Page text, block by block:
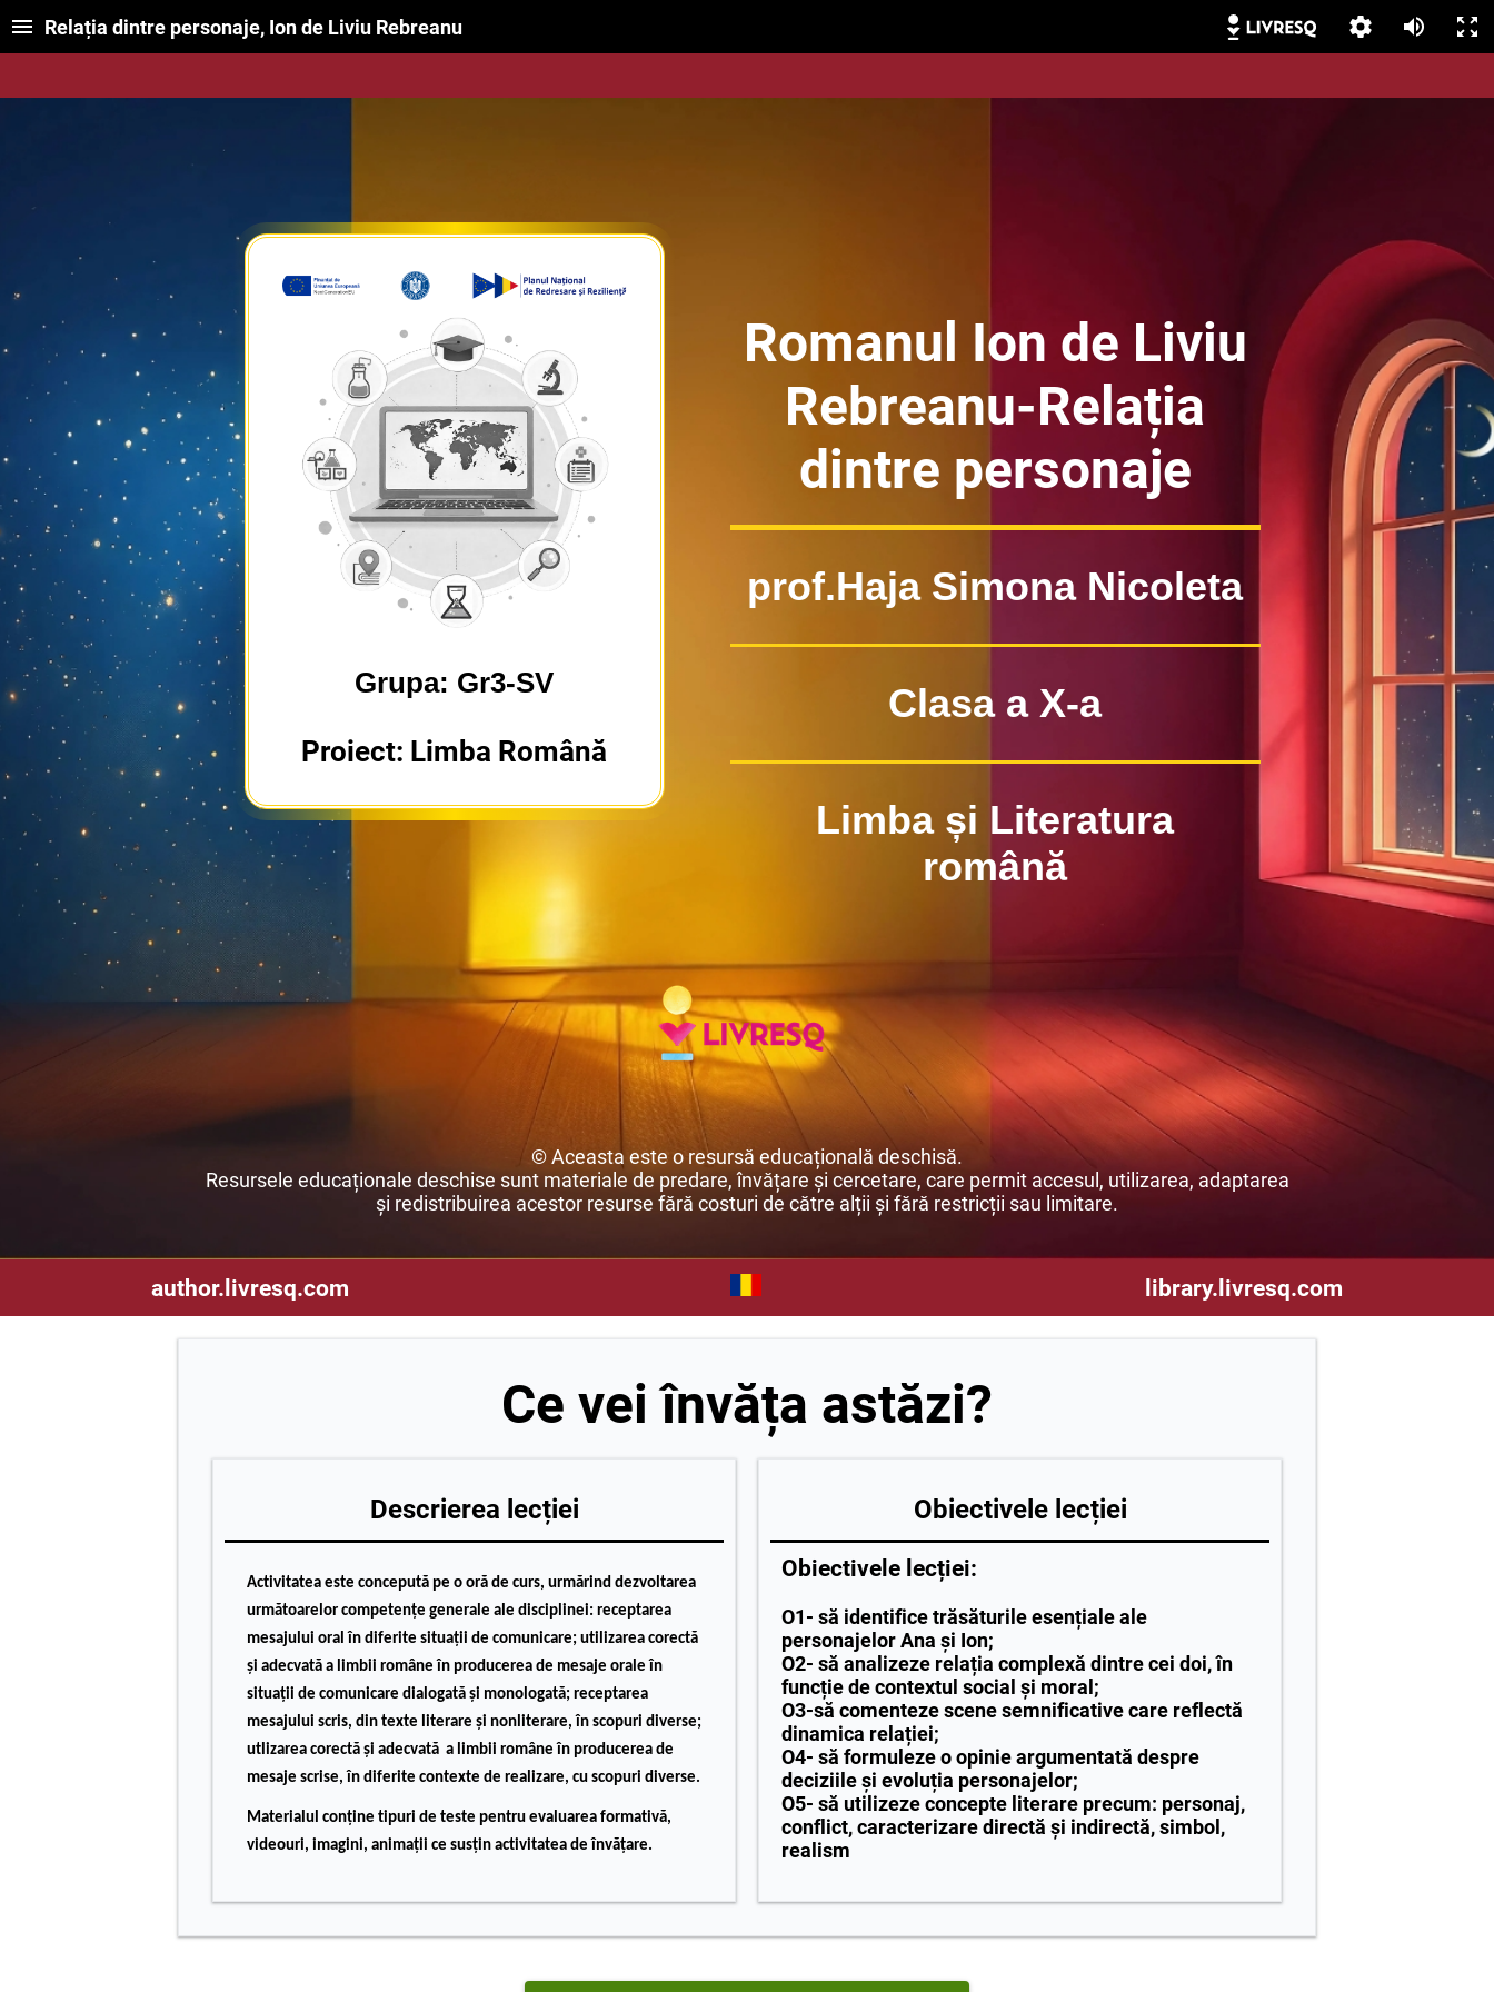
Relația dintre personaje, Ion de Liviu Rebreanu
Grupa: Gr3-SV
Proiect: Limba Română
Romanul Ion de Liviu
Rebreanu-Relația
dintre personaje
prof.Haja Simona Nicoleta
Clasa a X-a
Limba și Literatura
română
© Aceasta este o resursă educațională deschisă.
Resursele educaționale deschise sunt materiale de predare, învățare și cercetare, care permit accesul, utilizarea, adaptarea
și redistribuirea acestor resurse fără costuri de către alții și fără restricții sau limitare.
author.livresq.com library.livresq.com
Ce vei învăța astăzi?
Descrierea lecției
Activitatea este concepută pe o oră de curs, urmărind dezvoltarea
următoarelor competențe generale ale disciplinei: receptarea
mesajului oral în diferite situaţii de comunicare; utilizarea corectă
şi adecvată a limbii române în producerea de mesaje orale în
situaţii de comunicare dialogată şi monologată; receptarea
mesajului scris, din texte literare şi nonliterare, în scopuri diverse;
utlizarea corectă şi adecvată a limbii române în producerea de
mesaje scrise, în diferite contexte de realizare, cu scopuri diverse.
Materialul conține tipuri de teste pentru evaluarea formativă,
videouri, imagini, animații ce susțin activitatea de învățare.
Obiectivele lecției
Obiectivele lecției:
O1- să identifice trăsăturile esențiale ale
personajelor Ana și Ion;
O2- să analizeze relația complexă dintre cei doi, în
funcție de contextul social și moral;
O3-să comenteze scene semnificative care reflectă
dinamica relației;
O4- să formuleze o opinie argumentată despre
deciziile și evoluția personajelor;
O5- să utilizeze concepte literare precum: personaj,
conflict, caracterizare directă și indirectă, simbol,
realism